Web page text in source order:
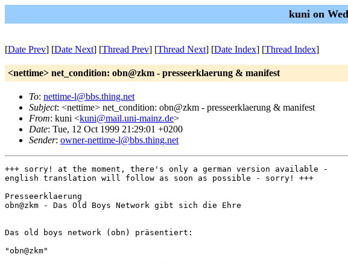
kuni on
[Date Prev] [Date Next] [Thread Prev] [Thread Next] [Date Index] [Thread Index]
<nettime> net_condition: obn@zkm - presseerklaerung & manifest
To: nettime-l@bbs.thing.net
Subject: <nettime> net_condition: obn@zkm - presseerklaerung & manifest
From: kuni <kuni@mail.uni-mainz.de>
Date: Tue, 12 Oct 1999 21:29:01 +0200
Sender: owner-nettime-l@bbs.thing.net
+++ sorry! at the moment, there's only a german version available -
english translation will follow as soon as possible - sorry! +++
Presseerklaerung
obn@zkm - Das Old Boys Network gibt sich die Ehre
Das old boys network (obn) präsentiert:
"obn@zkm"